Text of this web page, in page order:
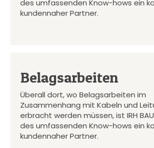
des umfassenden Know-hows ein
kundennaher Partner.
Belagsarbeiten
Überall dort, wo Belagsarbeiten im
Zusammenhang mit Kabeln und
erbracht werden müssen, ist IRH
des umfassenden Know-hows ein
kundennaher Partner.